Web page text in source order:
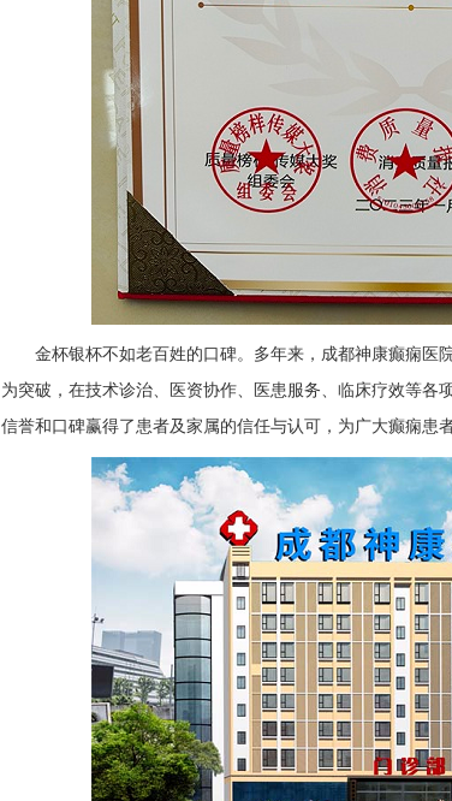
金杯银杯不如老百姓的口碑。多年来，成都神康癫痫医
为突破，在技术诊治、医资协作、医患服务、临床疗效等各
信誉和口碑赢得了患者及家属的信任与认可，为广大癫痫患